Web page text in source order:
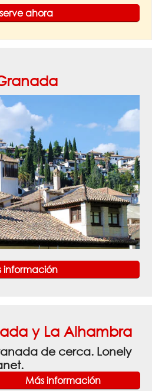
ahora
información
y La Alhambra
de cerca. Lonely
Más información